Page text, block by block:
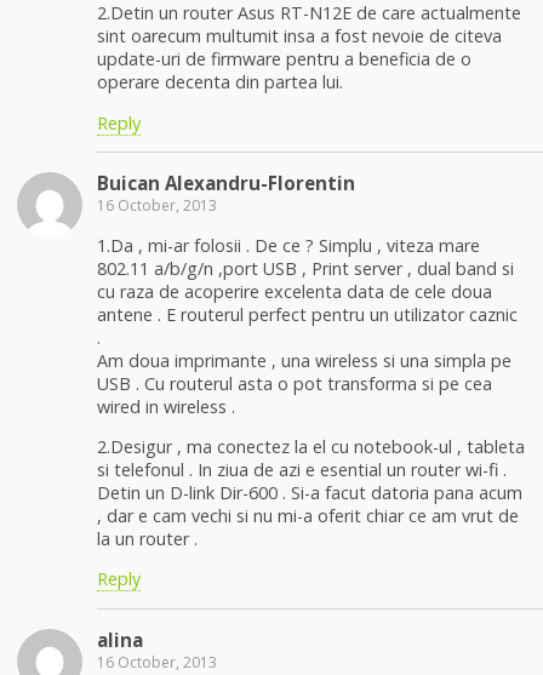
2.Detin un router Asus RT-N12E de care actualmente
sint oarecum multumit insa a fost nevoie de citeva
update-uri de firmware pentru a beneficia de o
operare decenta din partea lui.
Reply
Buican Alexandru-Florentin
16 October, 2013
1.Da , mi-ar folosii . De ce ? Simplu , viteza mare
802.11 a/b/g/n ,port USB , Print server , dual band si
cu raza de acoperire excelenta data de cele doua
antene . E routerul perfect pentru un utilizator caznic
.
Am doua imprimante , una wireless si una simpla pe
USB . Cu routerul asta o pot transforma si pe cea
wired in wireless .
2.Desigur , ma conectez la el cu notebook-ul , tableta
si telefonul . In ziua de azi e esential un router wi-fi .
Detin un D-link Dir-600 . Si-a facut datoria pana acum
, dar e cam vechi si nu mi-a oferit chiar ce am vrut de
la un router .
Reply
alina
16 October, 2013